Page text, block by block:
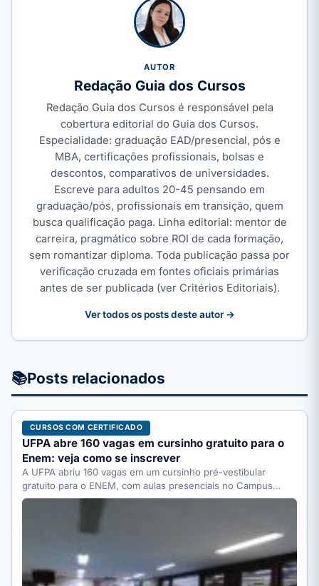
AUTOR
Redação Guia dos Cursos
Redação Guia dos Cursos é responsável pela
cobertura editorial do Guia dos Cursos.
Especialidade: graduação EAD/presencial, pós e
MBA, certificações profissionais, bolsas e
descontos, comparativos de universidades.
Escreve para adultos 20-45 pensando em
graduação/pós, profissionais em transição, quem
busca qualificação paga. Linha editorial: mentor de
carreira, pragmático sobre ROI de cada formação,
sem romantizar diploma. Toda publicação passa por
verificação cruzada em fontes oficiais primárias
antes de ser publicada (ver Critérios Editoriais).
Ver todos os posts deste autor →
📚Posts relacionados
CURSOS COM CERTIFICADO
UFPA abre 160 vagas em cursinho gratuito para o
Enem: veja como se inscrever
A UFPA abriu 160 vagas em um cursinho pré-vestibular
gratuito para o ENEM, com aulas presenciais no Campus…